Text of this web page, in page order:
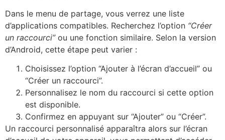
Dans le menu de partage, vous verrez une liste
d’applications compatibles. Recherchez l’option “Créer
un raccourci”ou une fonction similaire. Selon la version
d’Android, cette étape peut varier :
Choisissez l’option “Ajouter à l’écran d’accueil” ou
“Créer un raccourci”.
Personnalisez le nom du raccourci si cette option
est disponible.
Confirmez en appuyant sur “Ajouter” ou “Créer”.
Un raccourci personnalisé apparaîtra alors sur l’écran